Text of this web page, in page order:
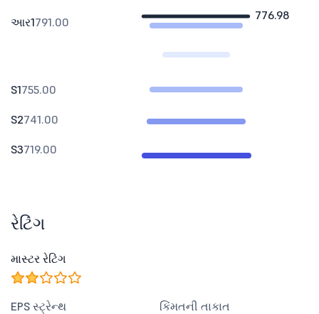
776.98
આર1791.00
S1755.00
S2741.00
S3719.00
રેટિંગ
માસ્ટર રેટિંગ
EPS સ્ટ્રેન્થ કિંમતની તાકાત